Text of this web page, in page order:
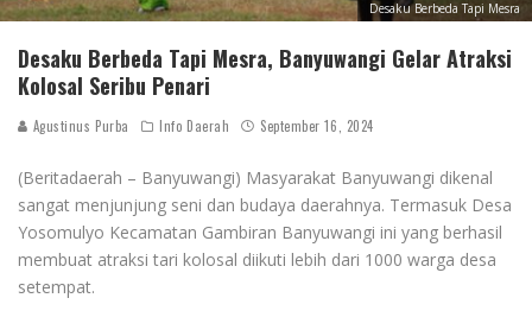
Desaku Berbeda Tapi Mesra
Desaku Berbeda Tapi Mesra, Banyuwangi Gelar Atraksi
Kolosal Seribu Penari
Agustinus Purba Info Daerah September 16, 2024
(Beritadaerah – Banyuwangi) Masyarakat Banyuwangi dikenal
sangat menjunjung seni dan budaya daerahnya. Termasuk Desa
Yosomulyo Kecamatan Gambiran Banyuwangi ini yang berhasil
membuat atraksi tari kolosal diikuti lebih dari 1000 warga desa
setempat.